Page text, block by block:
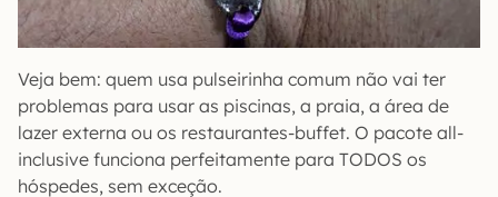
Veja bem: quem usa pulseirinha comum não vai ter
problemas para usar as piscinas, a praia, a área de
lazer externa ou os restaurantes-buffet. O pacote all-
inclusive funciona perfeitamente para TODOS os
hóspedes, sem exceção.